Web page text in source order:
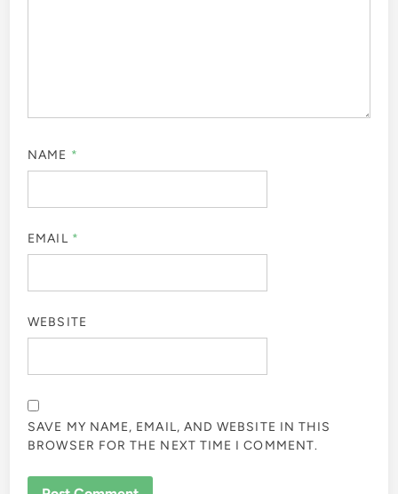
NAME *
EMAIL *
WEBSITE
SAVE MY NAME, EMAIL, AND WEBSITE IN THIS
BROWSER FOR THE NEXT TIME I COMMENT.